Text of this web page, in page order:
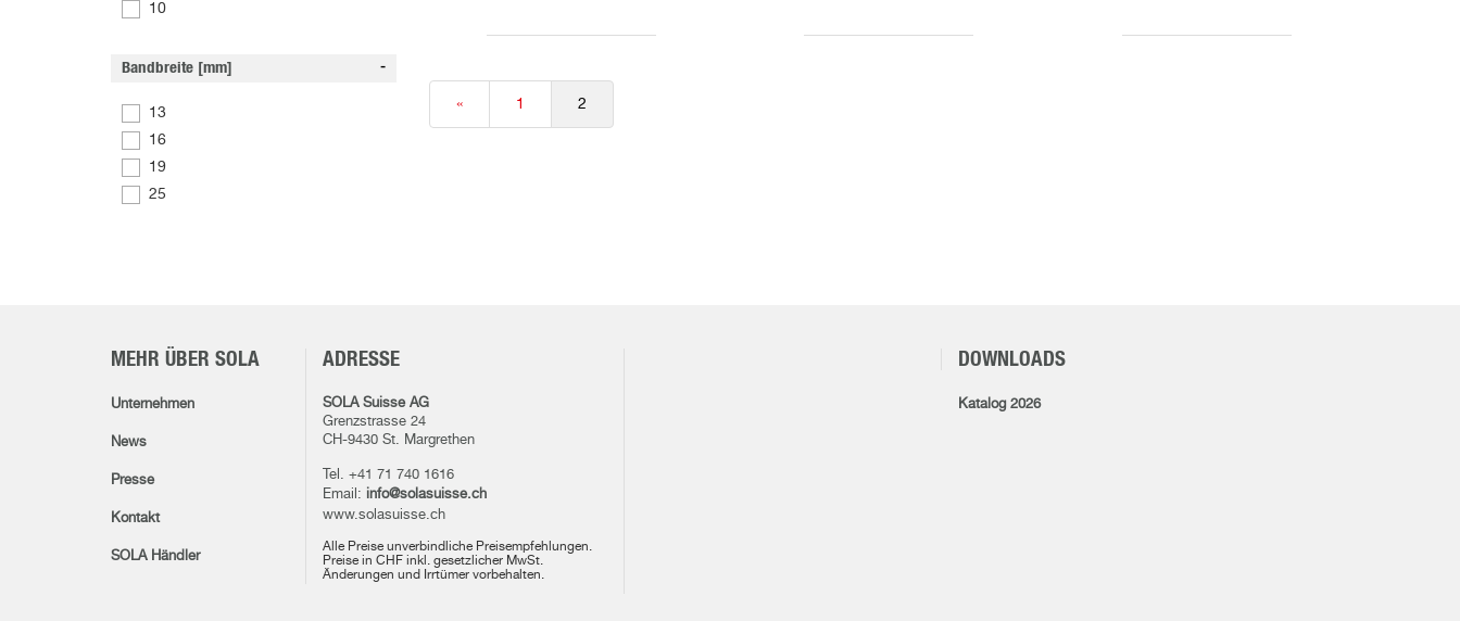
10
Bandbreite [mm]
13
16
19
25
« 1 2
MEHR ÜBER SOLA
Unternehmen
News
Presse
Kontakt
SOLA Händler
ADRESSE
SOLA Suisse AG
Grenzstrasse 24
CH-9430 St. Margrethen
Tel. +41 71 740 1616
Email: info@solasuisse.ch
www.solasuisse.ch
Alle Preise unverbindliche Preisempfehlungen.
Preise in CHF inkl. gesetzlicher MwSt.
Änderungen und Irrtümer vorbehalten.
DOWNLOADS
Katalog 2026